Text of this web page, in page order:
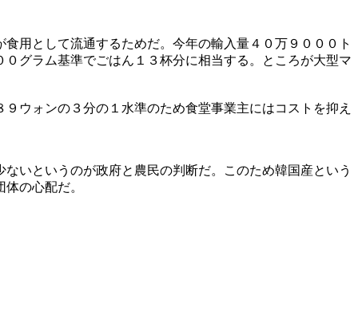
用として流通するためだ。今年の輸入量４０万９０００ト
グラム基準でごはん１３杯分に相当する。ところが大型マ
ウォンの３分の１水準のため食堂事業主にはコストを抑え
いというのが政府と農民の判断だ。このため韓国産という
の心配だ。